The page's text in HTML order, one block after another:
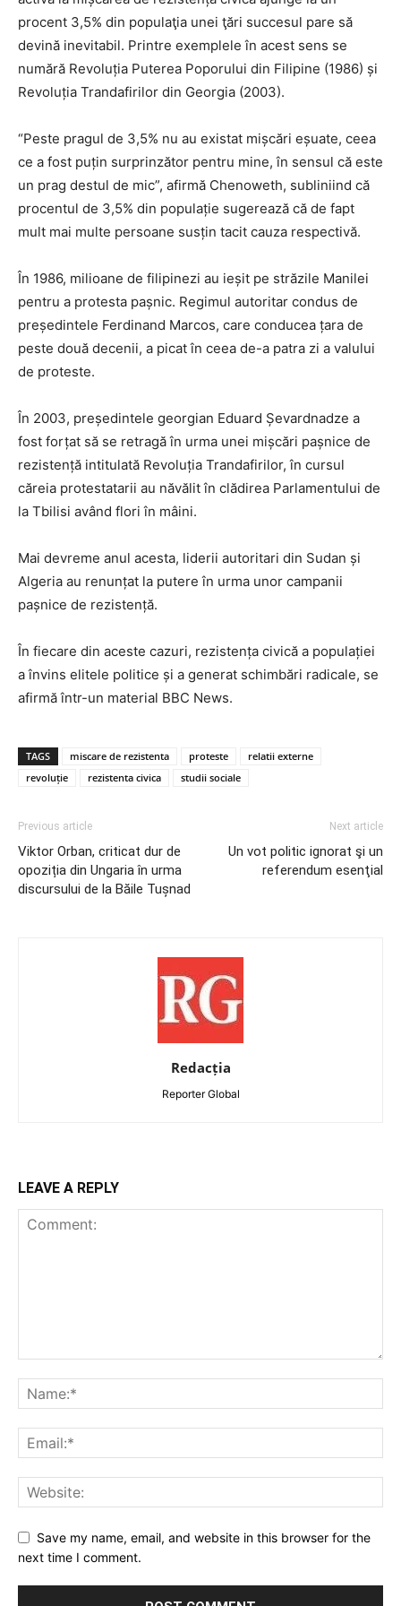
procent 3,5% din populaţia unei ţări succesul pare să
devină inevitabil. Printre exemplele în acest sens se
numără Revoluția Puterea Poporului din Filipine (1986) și
Revoluția Trandafirilor din Georgia (2003).
“Peste pragul de 3,5% nu au existat mișcări eșuate, ceea
ce a fost puțin surprinzător pentru mine, în sensul că este
un prag destul de mic”, afirmă Chenoweth, subliniind că
procentul de 3,5% din populație sugerează că de fapt
mult mai multe persoane susțin tacit cauza respectivă.
În 1986, milioane de filipinezi au ieșit pe străzile Manilei
pentru a protesta pașnic. Regimul autoritar condus de
președintele Ferdinand Marcos, care conducea țara de
peste două decenii, a picat în ceea de-a patra zi a valului
de proteste.
În 2003, președintele georgian Eduard Șevardnadze a
fost forțat să se retragă în urma unei mișcări pașnice de
rezistență intitulată Revoluția Trandafirilor, în cursul
căreia protestatarii au năvălit în clădirea Parlamentului de
la Tbilisi având flori în mâini.
Mai devreme anul acesta, liderii autoritari din Sudan și
Algeria au renunțat la putere în urma unor campanii
pașnice de rezistență.
În fiecare din aceste cazuri, rezistența civică a populației
a învins elitele politice și a generat schimbări radicale, se
afirmă într-un material BBC News.
TAGS miscare de rezistenta proteste
relatii externe
revoluție
rezistenta civica studii sociale
Previous article
Viktor Orban, criticat dur de
opoziția din Ungaria în urma
discursului de la Băile Tușnad
Next article
Un vot politic ignorat şi un
referendum esenţial
Redacția
Reporter Global
LEAVE A REPLY
Save my name, email, and website in this browser for the
next time I comment.